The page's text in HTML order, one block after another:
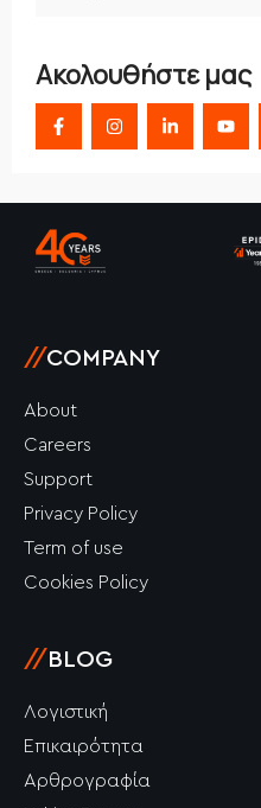
Ακολουθήστε μας
F
a
c
o
k
-
f
I
n
s
g
L
i
n
d
Y
o
u
b
//COMPANY
About
Careers
Support
Privacy Policy
Term of use
Cookies Policy
//BLOG
Λογιστική
Επικαιρότητα
Αρθρογραφία